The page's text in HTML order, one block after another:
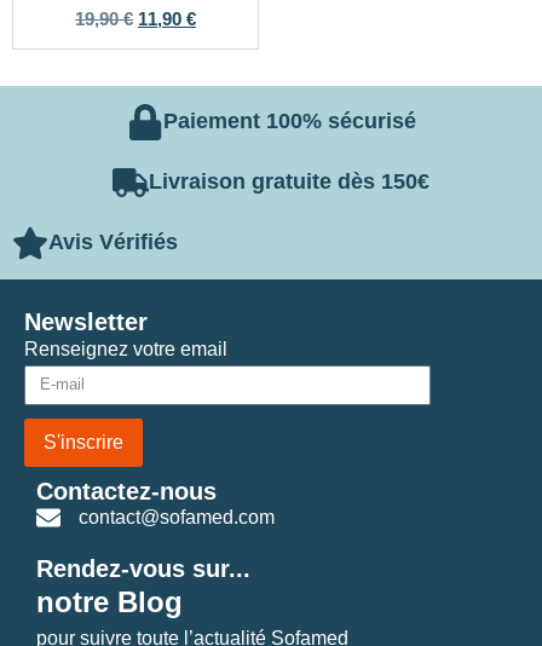
19,90€ 11,90 €
Paiement 100% sécurisé
Livraison gratuite dès 150€
Avis Vérifiés
Renseignez votre email
S'inscrire
Newsletter
Contactez-nous
contact@sofamed.com
Rendez-vous sur...
notre Blog
pour suivre toute l’actualité Sofamed